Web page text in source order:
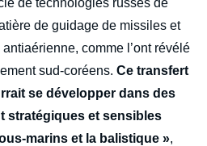
de technologies russes de
de guidage de missiles et
comme l’ont révélé
sud-coréens. Ce transfert
se développer dans des
stratégiques et sensibles
marins et la balistique »,